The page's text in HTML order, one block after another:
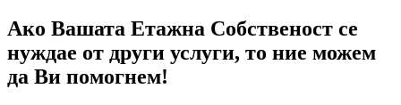
Ако Вашата Етажна Собственост се
нуждае от други услуги, то ние можем
да Ви помогнем!